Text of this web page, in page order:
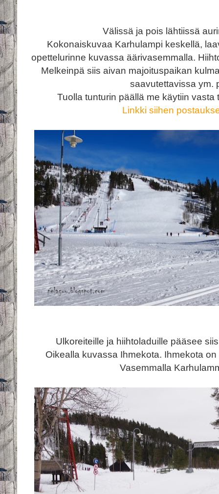
Välissä ja pois lähtiissä
Kokonaiskuvaa Karhulampi keskellä,
opettelurinne kuvassa äärivasemmalla.
Melkeinpä siis aivan majoituspaikan
saavutettavissa ym.
Tuolla tunturin päällä me käytiin
Linkki siihen
Ulkoreiteille ja hiihtoladuille pääsee
Oikealla kuvassa Ihmekota. Ihmekota
Vasemmalla